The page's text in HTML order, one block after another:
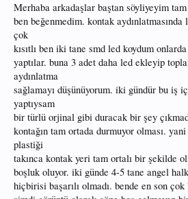
Merhaba arkadaşlar baştan söyliyeyim
ben beğenmedim. kontak
çok
kısıtlı ben iki tane smd led koydum
yaptılar. buna 3 adet daha led ekleyip
aydınlatma
sağlamayı düşünüyorum. iki gündür bu iş
yaptıysam
bir türlü orjinal gibi duracak bir şey
kontağın tam ortada durmuyor olması.
plastiği
takınca kontak yeri tam ortalı bir şekilde
boşluk oluyor. iki günde 4-5 tane angel
hiçbirisi başarılı olmadı. bende en son